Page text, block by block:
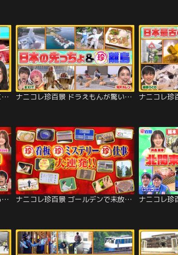
ナニコレ珍百景 日本の先っちょに外国の風景＆200℃…過酷な珍仕事をお手伝いSP（2026/03/15放送分） ナニコレ珍百景 ドラえもんが驚いたスゴイ最新技術＆伊豆・鹿児島の先っちょ大調査（2026/02/22放送分）
ナニコレ珍百景 その後が気になる珍百景を徹底調査！“あの珍百景は今”2時間SP（2026/01/11放送分） ナニコレ珍百景 ゴールデンで未放送の新ネタを一挙大放出SP！！（2025/12/13放送分）